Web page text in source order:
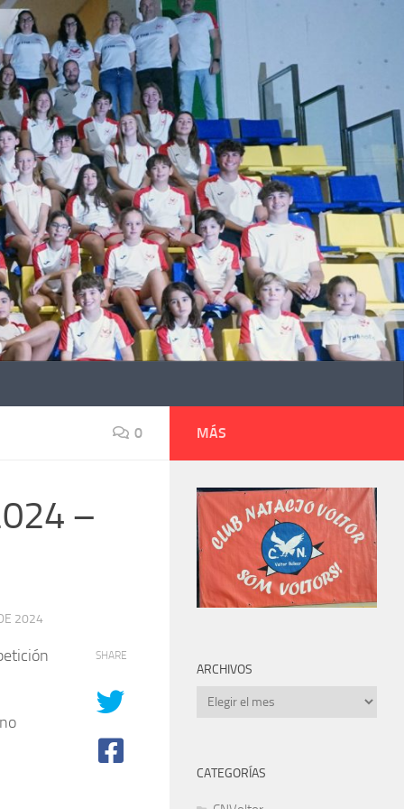
0
–
2024
SHARE
MÁS
ARCHIVOS
Archivos
CATEGORÍAS